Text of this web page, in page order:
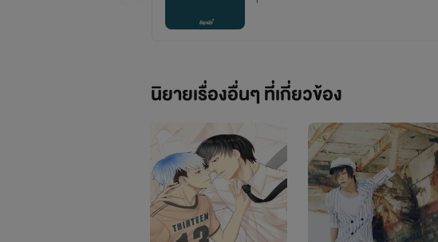
นิยายเรื่องอื่นๆ ที่เกี่ยวข้อง